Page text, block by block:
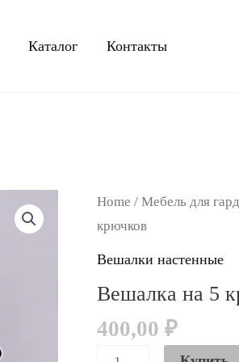
Каталог Контакты
Home / Мебель для
крючков
Вешалки настенные
Вешалка на 5
400,00 ₽
Вешалка
на
quantity